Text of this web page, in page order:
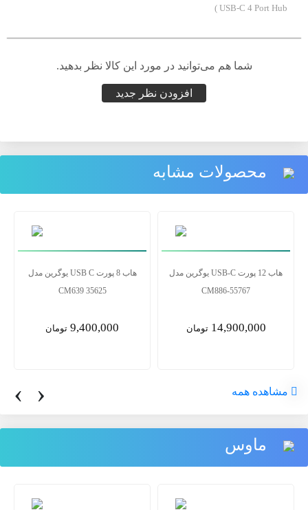
USB-C 4 Port Hub )
شما هم می‌توانید در مورد این کالا نظر بدهید.
افزودن نظر جدید
محصولات مشابه
هاب 8 پورت USB C یوگرین مدل
CM639 35625
9,400,000 تومان
هاب 12 پورت USB-C یوگرین مدل
CM886-55767
14,900,000 تومان
‹ › مشاهده همه
ماوس